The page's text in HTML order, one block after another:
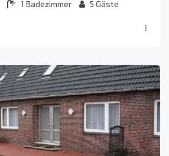
1 Badezimmer 5 Gäste